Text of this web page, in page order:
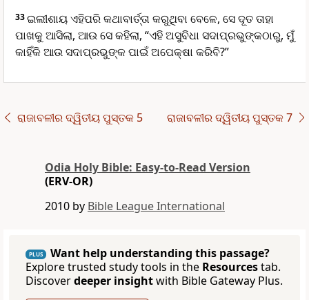
33ଇଲୀଶାୟ ଏହିପରି କଥାବାର୍ତ୍ତା କରୁଥିବା ବେଳେ, ସେ ଦୂତ ତାହା
ପାଖକୁ ଆସିଲା, ଆଉ ସେ କହିଲା, “ଏହି ଅସୁବିଧା ସଦାପ୍ରଭୁଙ୍କଠାରୁ, ମୁଁ
କାହିଁକି ଆଉ ସଦାପ୍ରଭୁଙ୍କ ପାଇଁ ଅପେକ୍ଷା କରିବି?”
ରାଜାବଳୀର ଦ୍ୱିତୀୟ ପୁସ୍ତକ 5 ରାଜାବଳୀର ଦ୍ୱିତୀୟ ପୁସ୍ତକ 7
Odia Holy Bible: Easy-to-Read Version
(ERV-OR)
2010 by Bible League International
PLUS
Want help understanding this passage?
Explore trusted study tools in the Resourcestab.
Discoverdeeper insightwith Bible Gateway Plus.